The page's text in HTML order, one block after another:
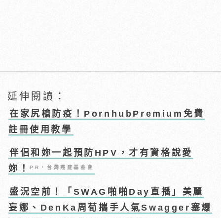
延伸閱讀：
在家尻槍防疫！PornhubPremium免費
註冊使用教學
伴侶和妳一起預防HPV，才有資格說愛
妳！PR・台灣癌症基金會
盛況空前！「SWAG啪啪Day直播」美麗
妄娜、DenKa周荀攜手人氣Swagger塞爆